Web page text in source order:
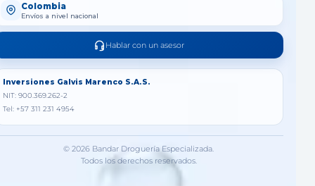
Colombia
Envíos a nivel nacional
Hablar con un asesor
Inversiones Galvis Marenco S.A.S.
NIT: 900.369.262-2
Tel: +57 311 231 4954
© 2026 Bandar Droguería Especializada.
Todos los derechos reservados.